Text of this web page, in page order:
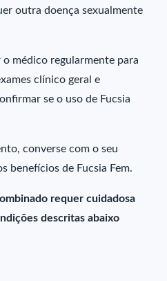
outra doença sexualmente
médico regularmente para
clínico geral e
se o uso de Fucsia
converse com o seu
benefícios de Fucsia Fem.
requer cuidadosa
descritas abaixo